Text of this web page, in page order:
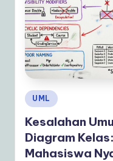
Posted
UML
Kesalahan
Diagram
Mahasiswa